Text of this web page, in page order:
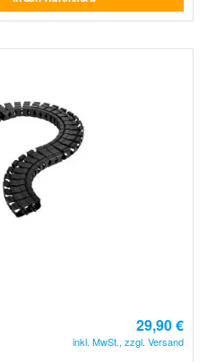
29,90 €
inkl. MwSt., zzgl. Versand